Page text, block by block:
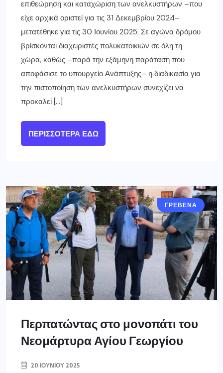
επιθεώρηση και καταχώριση των ανελκυστήρων –που
είχε αρχικά οριστεί για τις 31 Δεκεμβρίου 2024–
μετατέθηκε για τις 30 Ιουνίου 2025. Σε αγώνα δρόμου
βρίσκονται διαχειριστές πολυκατοικιών σε όλη τη
χώρα, καθώς –παρά την εξάμηνη παράταση που
αποφάσισε το υπουργείο Ανάπτυξης– η διαδικασία για
την πιστοποίηση των ανελκυστήρων συνεχίζει να
προκαλεί […]
ΠΕΡΙΣΣΌΤΕΡΑ ΕΔΏ
ΓΡΕΒΕΝΑ
Περπατώντας στο μονοπάτι του
Νεομάρτυρα Αγίου Γεωργίου
20 ΙΟΥΝΊΟΥ 2025